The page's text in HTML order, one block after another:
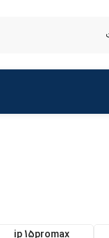
ip 15promax